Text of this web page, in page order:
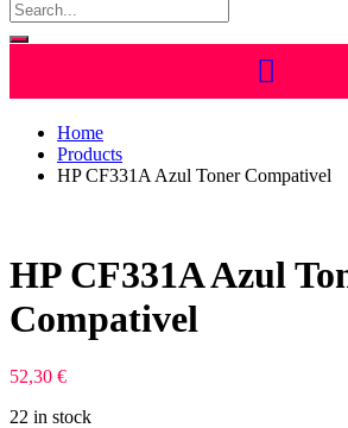
Home
Products
HP CF331A Azul Toner Compativel
HP CF331A Azul
Compativel
52,30 €
22 in stock